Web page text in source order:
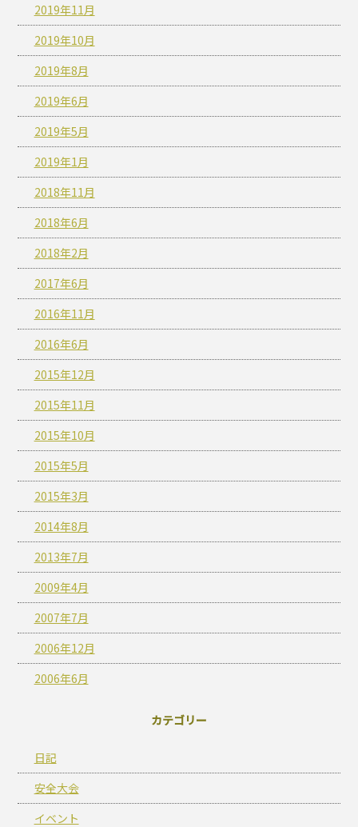
2019年11月
2019年10月
2019年8月
2019年6月
2019年5月
2019年1月
2018年11月
2018年6月
2018年2月
2017年6月
2016年11月
2016年6月
2015年12月
2015年11月
2015年10月
2015年5月
2015年3月
2014年8月
2013年7月
2009年4月
2007年7月
2006年12月
2006年6月
カテゴリー
日記
安全大会
イベント